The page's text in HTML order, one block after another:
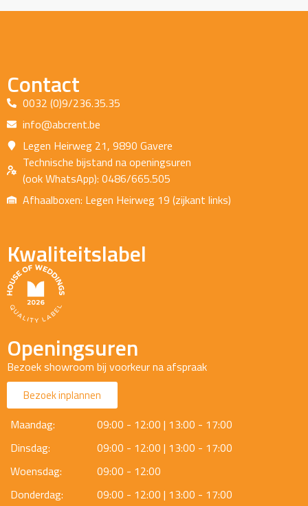
Contact
0032 (0)9/236.35.35
info@abcrent.be
Legen Heirweg 21, 9890 Gavere
Technische bijstand na openingsuren
(ook WhatsApp): 0486/665.505
Afhaalboxen: Legen Heirweg 19 (zijkant links)
Kwaliteitslabel
Openingsuren
Bezoek showroom bij voorkeur na afspraak
Bezoek inplannen
Maandag:
09:00 - 12:00 | 13:00 - 17:00
Dinsdag:
09:00 - 12:00 | 13:00 - 17:00
Woensdag:
09:00 - 12:00
Donderdag:
09:00 - 12:00 | 13:00 - 17:00